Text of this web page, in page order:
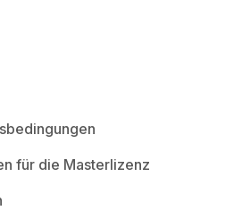
für die Masterlizenz